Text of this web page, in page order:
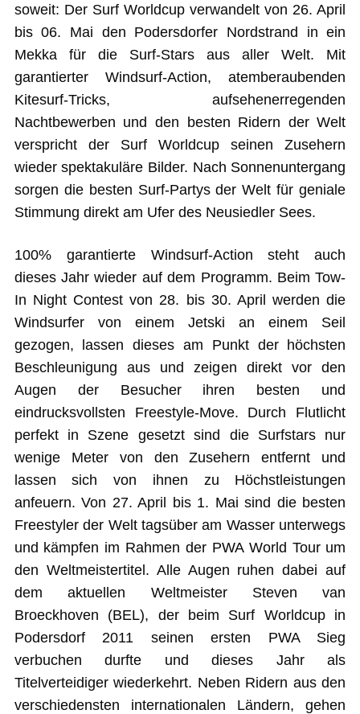
soweit: Der Surf Worldcup verwandelt von 26. April
bis 06. Mai den Podersdorfer Nordstrand in ein
Mekka für die Surf-Stars aus aller Welt. Mit
garantierter Windsurf-Action, atemberaubenden
Kitesurf-Tricks, aufsehenerregenden
Nachtbewerben und den besten Ridern der Welt
verspricht der Surf Worldcup seinen Zusehern
wieder spektakuläre Bilder. Nach Sonnenuntergang
sorgen die besten Surf-Partys der Welt für geniale
Stimmung direkt am Ufer des Neusiedler Sees.
100% garantierte Windsurf-Action steht auch
dieses Jahr wieder auf dem Programm. Beim Tow-
In Night Contest von 28. bis 30. April werden die
Windsurfer von einem Jetski an einem Seil
gezogen, lassen dieses am Punkt der höchsten
Beschleunigung aus und zeigen direkt vor den
Augen der Besucher ihren besten und
eindrucksvollsten Freestyle-Move. Durch Flutlicht
perfekt in Szene gesetzt sind die Surfstars nur
wenige Meter von den Zusehern entfernt und
lassen sich von ihnen zu Höchstleistungen
anfeuern. Von 27. April bis 1. Mai sind die besten
Freestyler der Welt tagsüber am Wasser unterwegs
und kämpfen im Rahmen der PWA World Tour um
den Weltmeistertitel. Alle Augen ruhen dabei auf
dem aktuellen Weltmeister Steven van
Broeckhoven (BEL), der beim Surf Worldcup in
Podersdorf 2011 seinen ersten PWA Sieg
verbuchen durfte und dieses Jahr als
Titelverteidiger wiederkehrt. Neben Ridern aus den
verschiedensten internationalen Ländern, gehen